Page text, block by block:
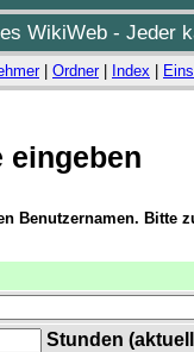
WikiWeb - Jeder
| Ordner| Index
eingeben
Benutzernamen. Bitte
Stunden